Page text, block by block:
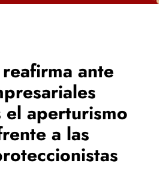
ante
el aperturismo
a las